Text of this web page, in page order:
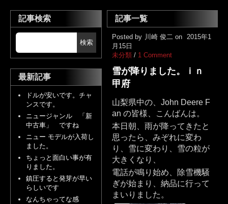
記事検索
最新記事
ドルが安いです。チャ
ンスです。
ニュージャンル 「新
中古車」 ですね
ニュー モデルが入荷し
ました。
ちょっと面白い事が有
りました。
鎮圧すると発芽が早い
らしいです
なんちゃってな感
記事一覧
Posted by 川崎 俊二 on 2015年1
月15日
未分類 / 1 Comment
雪が降りました。ｉｎ
甲府
山梨県中の、John Deere F
an の皆様、こんばんは。
本日朝、雨が降ってきたと
思ったら、みぞれに変わ
り、雪に変わり、雪の粒が
大きくなり、
電話が鳴り始め、除雪機騒
ぎが始まり、納品に行って
まいりました。